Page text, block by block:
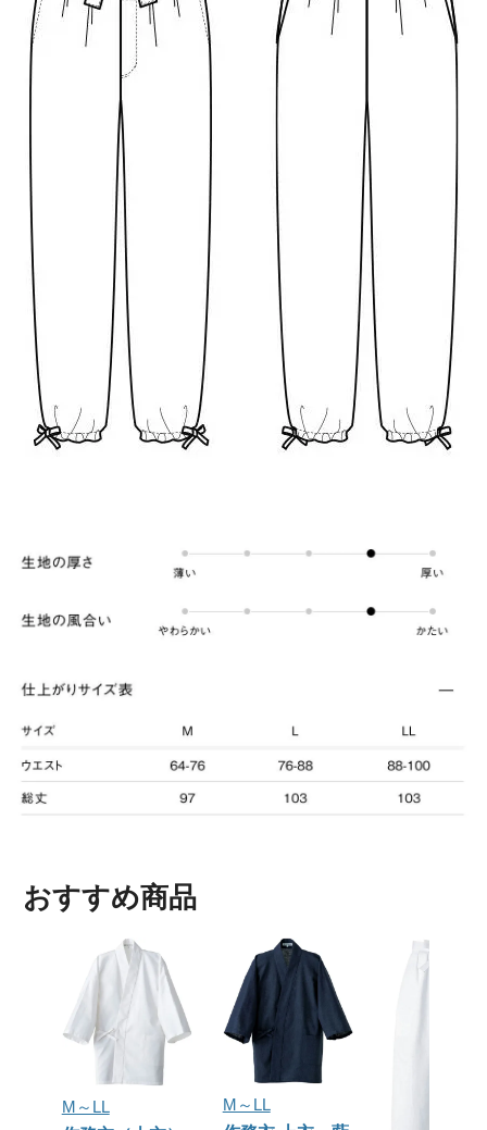
おすすめ商品
M～LL
M～LL